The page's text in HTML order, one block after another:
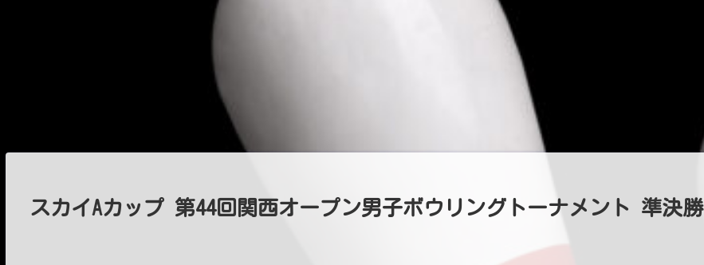
スカイAカップ 第44回関西オープン男子ボウリングトーナメント 準決勝